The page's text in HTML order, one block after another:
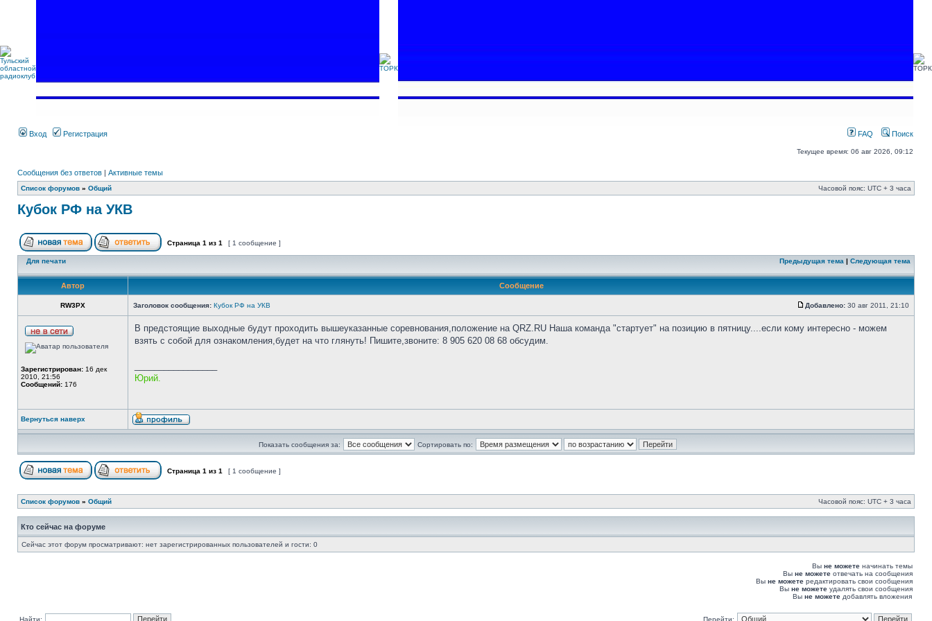
Вход Регистрация FAQ Поиск
Текущее время: 06 авг 2026, 09:12
Сообщения без ответов | Активные темы
Список форумов » Общий Часовой пояс: UTC + 3 часа
Кубок РФ на УКВ
Страница 1 из 1 [ 1 сообщение ]
Для печати Предыдущая тема | Следующая тема
Автор Сообщение
RW3PX Заголовок сообщения: Кубок РФ на УКВ Добавлено: 30 авг 2011, 21:10
Зарегистрирован: 16 дек
2010, 21:56
Сообщений: 176
В предстоящие выходные будут проходить вышеуказанные соревнования,положение на QRZ.RU Наша команда "стартует" на позицию в пятницу....если кому интересно - можем
взять с собой для ознакомления,будет на что глянуть! Пишите,звоните: 8 905 620 08 68 обсудим.
Юрий.
Вернуться наверх
Показать сообщения за: Сортировать по:
Страница 1 из 1 [ 1 сообщение ]
Список форумов » Общий Часовой пояс: UTC + 3 часа
Кто сейчас на форуме
Сейчас этот форум просматривают: нет зарегистрированных пользователей и гости: 0
Вы не можете начинать темы
Вы не можете отвечать на сообщения
Вы не можете редактировать свои сообщения
Вы не можете удалять свои сообщения
Вы не можете добавлять вложения
Найти: Перейти: